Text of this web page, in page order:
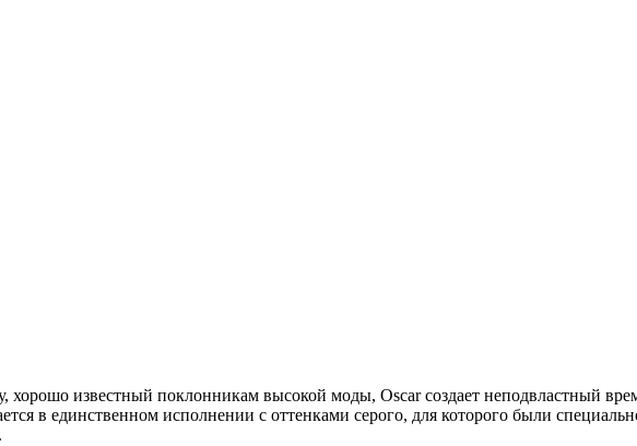
хорошо известный поклонникам высокой моды, Oscar создает неподвластный
в единственном исполнении с оттенками серого, для которого были